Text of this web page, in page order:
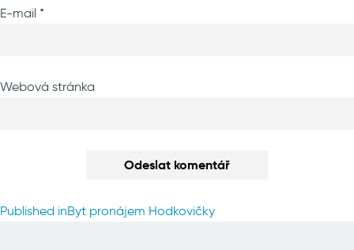
E-mail *
Webová stránka
Navigace
Published inByt pronájem Hodkovičky